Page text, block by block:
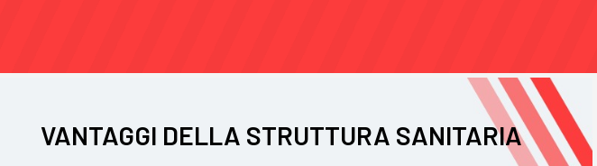
VANTAGGI DELLA STRUTTURA SANITARIA